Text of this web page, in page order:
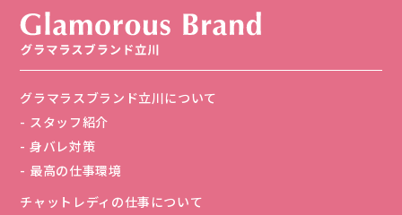
グラマラスブランド立川について
スタッフ紹介
身バレ対策
最高の仕事環境
チャットレディの仕事について